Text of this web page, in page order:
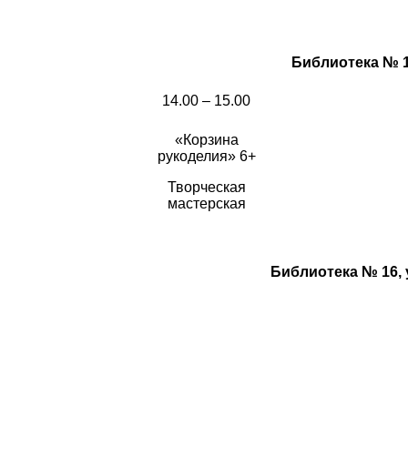
Библиотека №
14.00 – 15.00
«Корзина
рукоделия» 6+
Творческая
мастерская
Библиотека № 16,